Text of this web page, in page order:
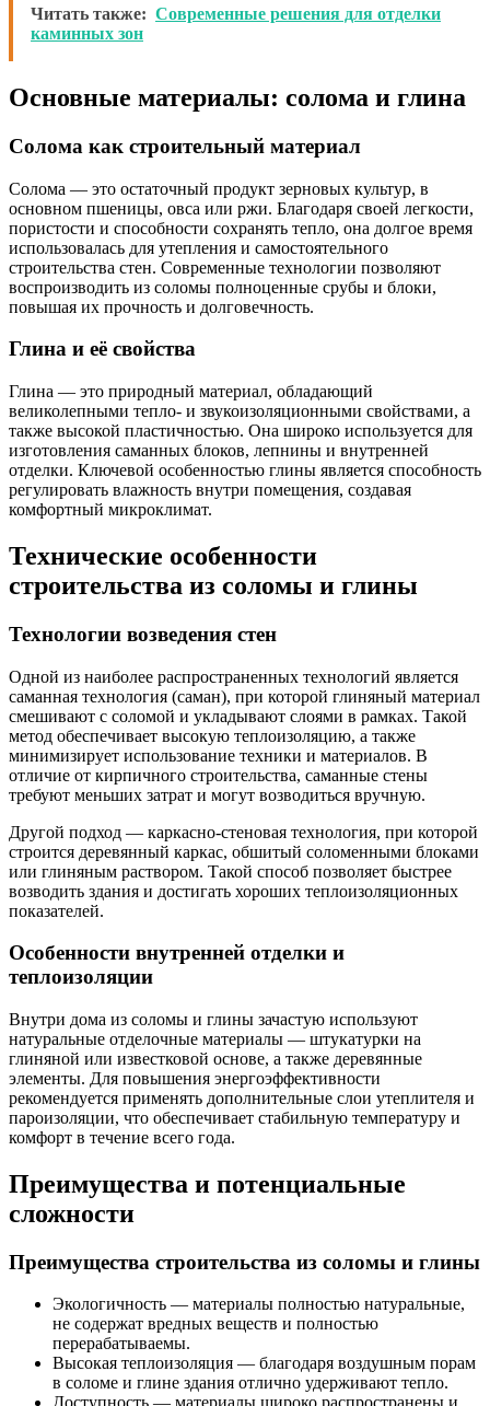
Читать также: Современные решения для отделки
каминных зон
Основные материалы: солома и глина
Солома как строительный материал
Солома — это остаточный продукт зерновых культур, в
основном пшеницы, овса или ржи. Благодаря своей легкости,
пористости и способности сохранять тепло, она долгое время
использовалась для утепления и самостоятельного
строительства стен. Современные технологии позволяют
воспроизводить из соломы полноценные срубы и блоки,
повышая их прочность и долговечность.
Глина и её свойства
Глина — это природный материал, обладающий
великолепными тепло- и звукоизоляционными свойствами, а
также высокой пластичностью. Она широко используется для
изготовления саманных блоков, лепнины и внутренней
отделки. Ключевой особенностью глины является способность
регулировать влажность внутри помещения, создавая
комфортный микроклимат.
Технические особенности
строительства из соломы и глины
Технологии возведения стен
Одной из наиболее распространенных технологий является
саманная технология (саман), при которой глиняный материал
смешивают с соломой и укладывают слоями в рамках. Такой
метод обеспечивает высокую теплоизоляцию, а также
минимизирует использование техники и материалов. В
отличие от кирпичного строительства, саманные стены
требуют меньших затрат и могут возводиться вручную.
Другой подход — каркасно-стеновая технология, при которой
строится деревянный каркас, обшитый соломенными блоками
или глиняным раствором. Такой способ позволяет быстрее
возводить здания и достигать хороших теплоизоляционных
показателей.
Особенности внутренней отделки и
теплоизоляции
Внутри дома из соломы и глины зачастую используют
натуральные отделочные материалы — штукатурки на
глиняной или известковой основе, а также деревянные
элементы. Для повышения энергоэффективности
рекомендуется применять дополнительные слои утеплителя и
пароизоляции, что обеспечивает стабильную температуру и
комфорт в течение всего года.
Преимущества и потенциальные
сложности
Преимущества строительства из соломы и глины
Экологичность — материалы полностью натуральные,
не содержат вредных веществ и полностью
перерабатываемы.
Высокая теплоизоляция — благодаря воздушным порам
в соломе и глине здания отлично удерживают тепло.